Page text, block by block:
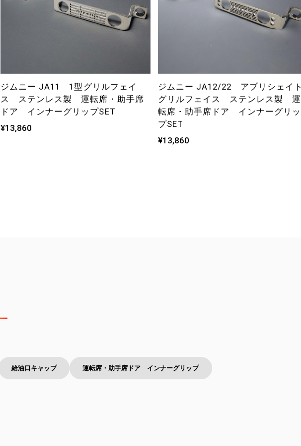
ジムニー JA11 1型グリルフェイ
ス ステンレス製 運転席・助手席
ドア インナーグリップSET
¥13,860
ジムニー JA12/22 アプリシェイト
グリルフェイス ステンレス製 運
転席・助手席ドア インナーグリッ
プSET
¥13,860
給油口キャップ 運転席・助手席ドア インナーグリップ